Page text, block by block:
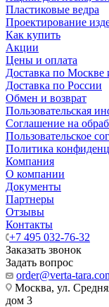
Пластиковые ведра
Проектирование
Как купить
Акции
Цены и оплата
Доставка по Москве
Доставка по России
Обмен и возврат
Пользовательская
Соглашение на
Пользовательское
Политика
Компания
О компании
Документы
Партнеры
Отзывы
Контакты
+7 495 032-76-32
Заказать звонок
Задать вопрос
order@verta-
Москва, ул.
дом 3